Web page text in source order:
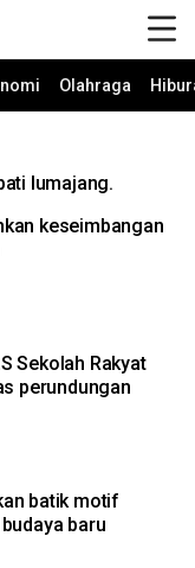
Olahraga
lumajang.
keseimbangan
Sekolah Rakyat
perundungan
batik motif
baru